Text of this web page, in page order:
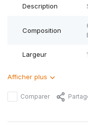
Description
Composition
Largeur
Afficher plus
Comparer